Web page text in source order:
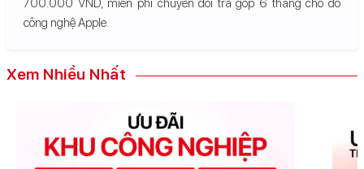
700.000 VND, miễn phí chuyển đổi trả góp 6 tháng cho đồ
công nghệ Apple.
Xem Nhiều Nhất